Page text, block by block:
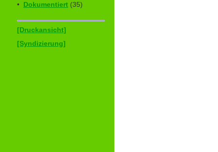
• Dokumentiert (35)
[Druckansicht]
[Syndizierung]